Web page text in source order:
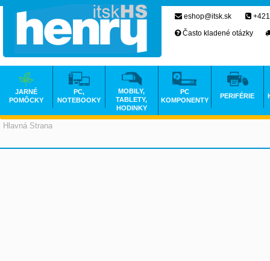
Hlavná Strana
eshop@itsk.sk
Často kladené otázky
JARNÉ
POMÔCKY
PC,
NOTEBOOKY
MOBILY,
TABLETY,
HODINKY
PC
KOMPONENTY
PERIFÉRIE